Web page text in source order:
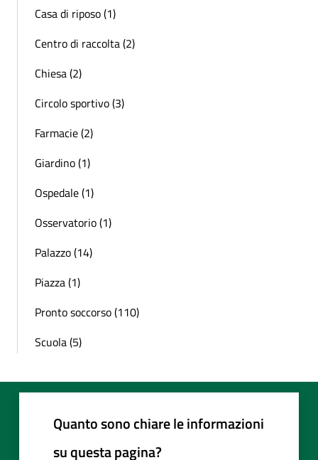
Casa di riposo (1)
Centro di raccolta (2)
Chiesa (2)
Circolo sportivo (3)
Farmacie (2)
Giardino (1)
Ospedale (1)
Osservatorio (1)
Palazzo (14)
Piazza (1)
Pronto soccorso (110)
Scuola (5)
Quanto sono chiare le informazioni
su questa pagina?